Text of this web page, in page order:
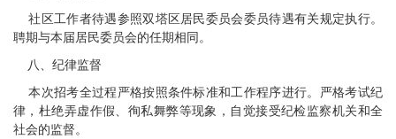
社区工作者待遇参照双塔区居民委员会委员待遇有关规定执行。
聘期与本届居民委员会的任期相同。
八、纪律监督
本次招考全过程严格按照条件标准和工作程序进行。严格考试纪
律，杜绝弄虚作假、徇私舞弊等现象，自觉接受纪检监察机关和全
社会的监督。